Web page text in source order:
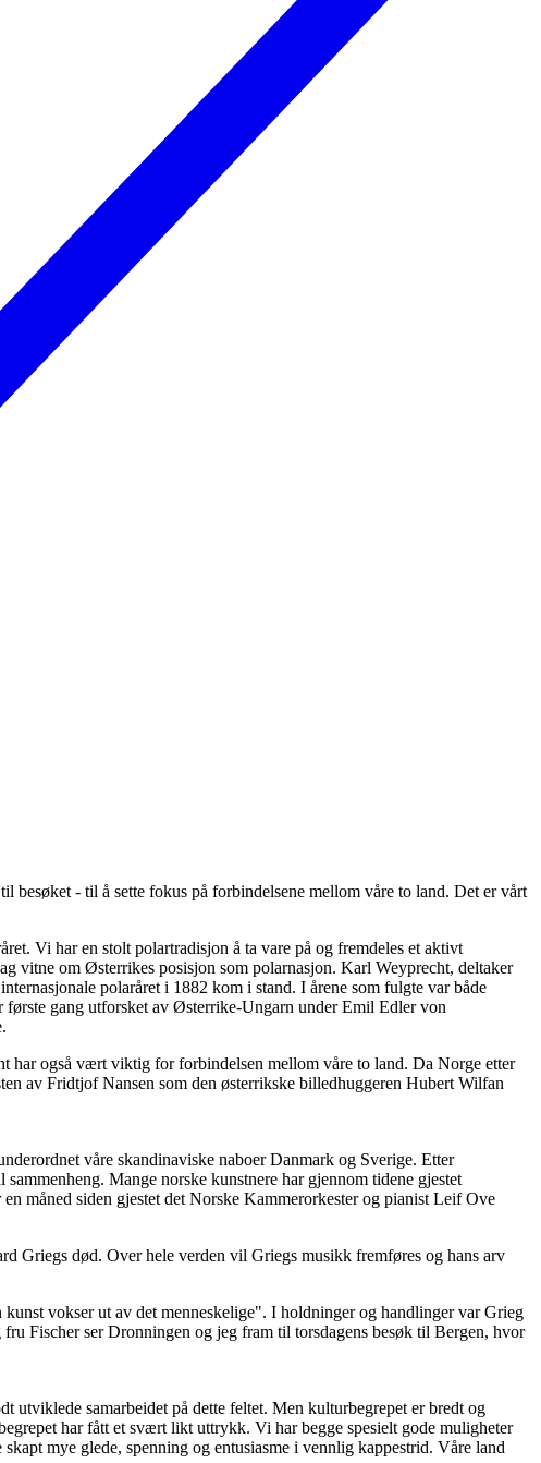
besøket - til å sette fokus på forbindelsene mellom våre to land. Det er vårt
Vi har en stolt polartradisjon å ta vare på og fremdeles et aktivt
vitne om Østerrikes posisjon som polarnasjon. Karl Weyprecht, deltaker
polaråret i 1882 kom i stand. I årene som fulgte var både
gang utforsket av Østerrike-Ungarn under Emil Edler von
har også vært viktig for forbindelsen mellom våre to land. Da Norge etter
av Fridtjof Nansen som den østerrikske billedhuggeren Hubert Wilfan
våre skandinaviske naboer Danmark og Sverige. Etter
Mange norske kunstnere har gjennom tidene gjestet
måned siden gjestet det Norske Kammerorkester og pianist Leif Ove
Griegs død. Over hele verden vil Griegs musikk fremføres og hans arv
vokser ut av det menneskelige". I holdninger og handlinger var Grieg
Fischer ser Dronningen og jeg fram til torsdagens besøk til Bergen, hvor
samarbeidet på dette feltet. Men kulturbegrepet er bredt og
har fått et svært likt uttrykk. Vi har begge spesielt gode muligheter
mye glede, spenning og entusiasme i vennlig kappestrid. Våre land